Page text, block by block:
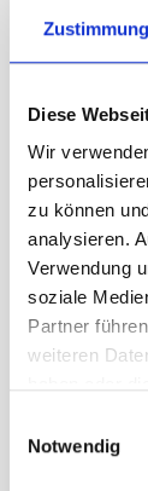
Zustimmung
Diese
Wir
zu können
analysieren.
Verwendung
soziale
Partner
weiteren
Notwendig
entwickelt,
Farbintensität
Hochwertige
dass die
und Regen
bleibt.
für:
Hotels und